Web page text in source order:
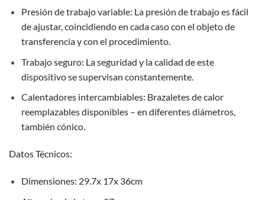
Presión de trabajo variable: La presión de trabajo es fácil
de ajustar, coincidiendo en cada caso con el objeto de
transferencia y con el procedimiento.
Trabajo seguro: La seguridad y la calidad de este
dispositivo se supervisan constantemente.
Calentadores intercambiables: Brazaletes de calor
reemplazables disponibles – en diferentes diámetros,
también cónico.
Datos Técnicos:
Dimensiones: 29.7x 17x 36cm